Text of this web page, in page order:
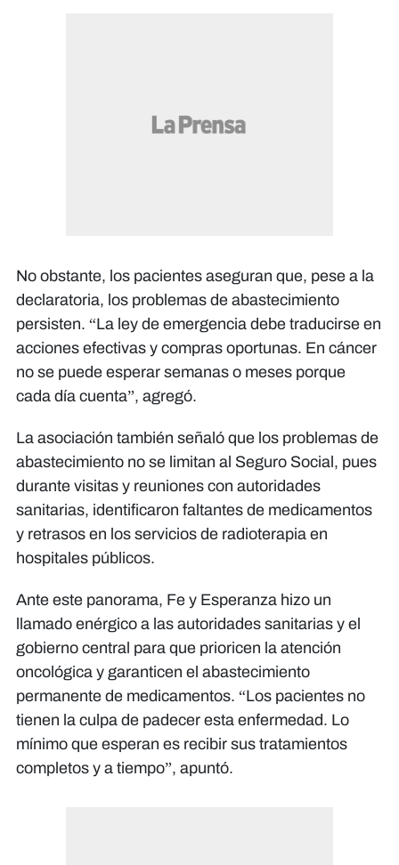
No obstante, los pacientes aseguran que, pese a la
declaratoria, los problemas de abastecimiento
persisten. “La ley de emergencia debe traducirse en
acciones efectivas y compras oportunas. En cáncer
no se puede esperar semanas o meses porque
cada día cuenta”, agregó.
La asociación también señaló que los problemas de
abastecimiento no se limitan al Seguro Social, pues
durante visitas y reuniones con autoridades
sanitarias, identificaron faltantes de medicamentos
y retrasos en los servicios de radioterapia en
hospitales públicos.
Ante este panorama, Fe y Esperanza hizo un
llamado enérgico a las autoridades sanitarias y el
gobierno central para que prioricen la atención
oncológica y garanticen el abastecimiento
permanente de medicamentos. “Los pacientes no
tienen la culpa de padecer esta enfermedad. Lo
mínimo que esperan es recibir sus tratamientos
completos y a tiempo”, apuntó.